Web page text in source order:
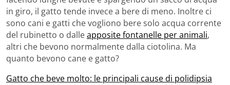
in giro, il gatto tende invece a bere di meno. Inoltre ci
sono cani e gatti che vogliono bere solo acqua corrente
del rubinetto o dalleapposite fontanelle per animali,
altri che bevono normalmente dalla ciotolina. Ma
quanto bevono cane e gatto?
Gatto che beve molto: le principali cause di polidipsia